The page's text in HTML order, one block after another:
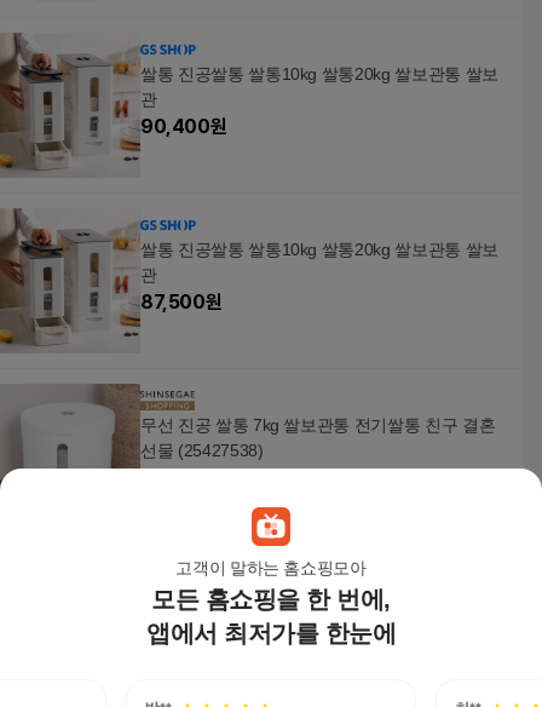
고객이 말하는 홈쇼핑모아
모든 홈쇼핑을 한 번에,
앱에서 최저가를 한눈에
쌀통 진공쌀통 쌀통10kg 쌀통20kg 쌀보관통 쌀보
관
90,400원
쌀통 진공쌀통 쌀통10kg 쌀통20kg 쌀보관통 쌀보
관
87,500원
무선 진공 쌀통 7kg 쌀보관통 전기쌀통 친구 결혼
선물 (25427538)
쌀통 압축 진공쌀통 12kg 대용량 잡곡보관 진공 실
링 쌀벌레방지 스쿱포함 K423
16,490 원